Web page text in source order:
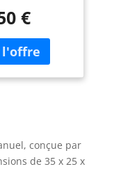
€
conçue par
de 35 x 25 x